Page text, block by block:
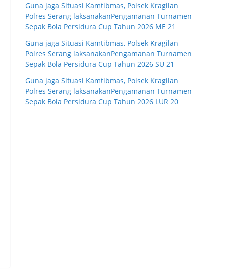
Guna jaga Situasi Kamtibmas, Polsek Kragilan
Polres Serang laksanakanPengamanan Turnamen
Sepak Bola Persidura Cup Tahun 2026 ME 21
Guna jaga Situasi Kamtibmas, Polsek Kragilan
Polres Serang laksanakanPengamanan Turnamen
Sepak Bola Persidura Cup Tahun 2026 SU 21
Guna jaga Situasi Kamtibmas, Polsek Kragilan
Polres Serang laksanakanPengamanan Turnamen
Sepak Bola Persidura Cup Tahun 2026 LUR 20